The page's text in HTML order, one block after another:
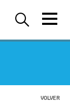
VOLVER